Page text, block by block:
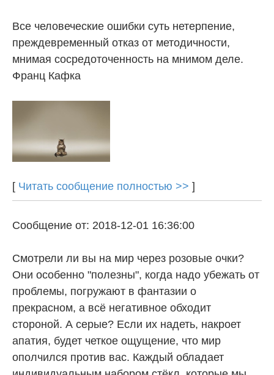
Все человеческие ошибки суть нетерпение,
преждевременный отказ от методичности,
мнимая сосредоточенность на мнимом деле.
Франц Кафка
[ Читать сообщение полностью >> ]
Сообщение от: 2018-12-01 16:36:00
Смотрели ли вы на мир через розовые очки?
Они особенно "полезны", когда надо убежать от
проблемы, погружают в фантазии о
прекрасном, а всё негативное обходит
стороной. А серые? Если их надеть, накроет
апатия, будет четкое ощущение, что мир
ополчился против вас. Каждый обладает